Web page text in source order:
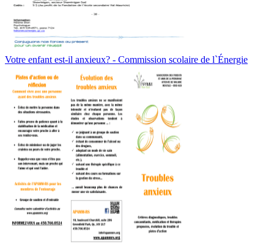
Votre enfant est-il anxieux? - Commission scolaire de l`Énergie